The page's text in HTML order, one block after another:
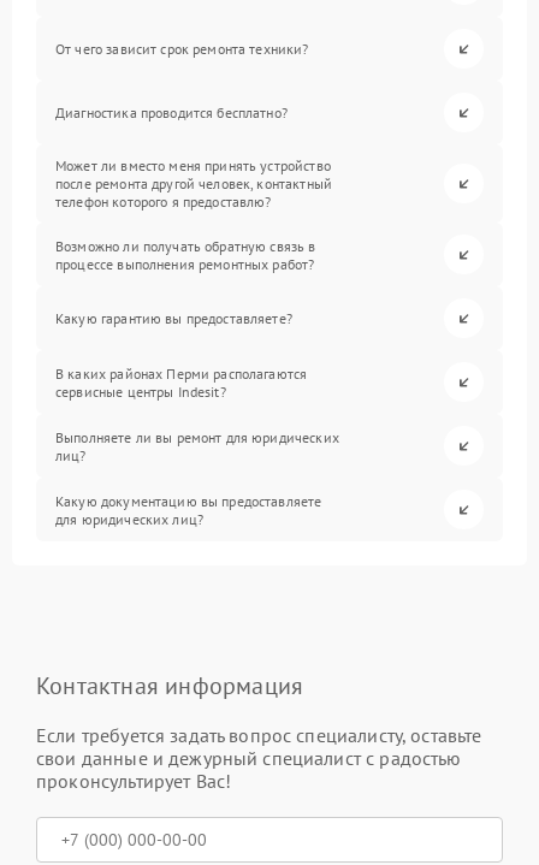
От чего зависит срок ремонта техники?
Диагностика проводится бесплатно?
Может ли вместо меня принять устройство
после ремонта другой человек, контактный
телефон которого я предоставлю?
Возможно ли получать обратную связь в
процессе выполнения ремонтных работ?
Какую гарантию вы предоставляете?
В каких районах Перми располагаются
сервисные центры Indesit?
Выполняете ли вы ремонт для юридических
лиц?
Какую документацию вы предоставляете
для юридических лиц?
Контактная информация
Если требуется задать вопрос специалисту, оставьте
свои данные и дежурный специалист с радостью
проконсультирует Вас!